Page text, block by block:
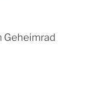
Geheimrad